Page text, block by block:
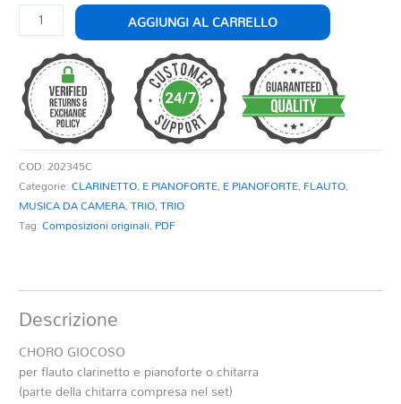
CHORO
GIOCOSO
quantità
AGGIUNGI AL CARRELLO
COD:202345C
Categorie:CLARINETTO, E PIANOFORTE, E PIANOFORTE, FLAUTO,
MUSICA DA CAMERA,TRIO,TRIO
Tag:Composizioni originali, PDF
Descrizione
CHORO GIOCOSO
per flauto clarinetto e pianoforte o chitarra
(parte della chitarra compresa nel set)